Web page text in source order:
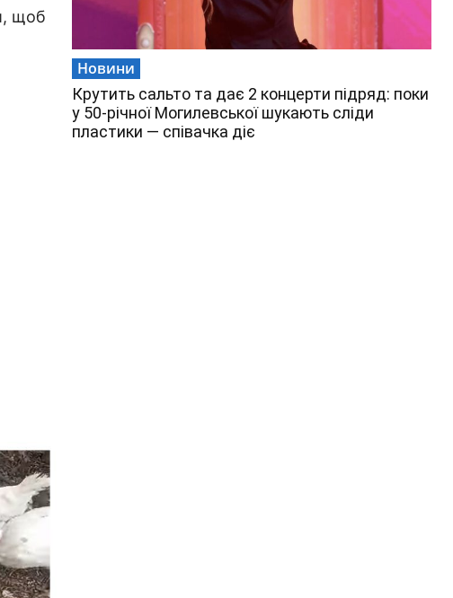
щоб
Новини
Крутить сальто та дає 2 концерти підряд: поки
у 50-річної Могилевської шукають сліди
пластики — співачка діє